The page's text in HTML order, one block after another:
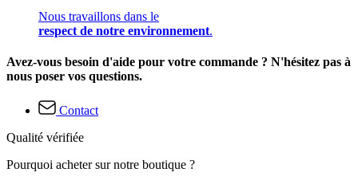
Nous travaillons dans le
respect de notre environnement.
Avez-vous besoin d'aide pour votre commande ? N'hésitez pas à
nous poser vos questions.
Contact
Qualité vérifiée
Pourquoi acheter sur notre boutique ?